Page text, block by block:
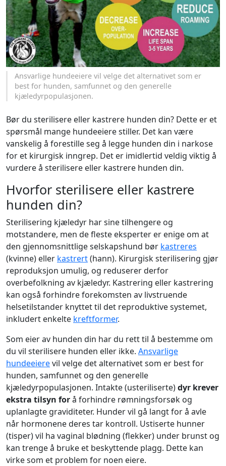
Ansvarlige hundeeiere vil velge det alternativet som er
best for hunden, samfunnet og den generelle
kjæledyrpopulasjonen.
Bør du sterilisere eller kastrere hunden din? Dette er et
spørsmål mange hundeeiere stiller. Det kan være
vanskelig å forestille seg å legge hunden din i narkose
for et kirurgisk inngrep. Det er imidlertid veldig viktig å
vurdere å sterilisere eller kastrere hunden din.
Hvorfor sterilisere eller kastrere
hunden din?
Sterilisering kjæledyr har sine tilhengere og
motstandere, men de fleste eksperter er enige om at
den gjennomsnittlige selskapshund bør kastreres
(kvinne) eller kastrert(hann). Kirurgisk sterilisering gjør
reproduksjon umulig, og reduserer derfor
overbefolkning av kjæledyr. Kastrering eller kastrering
kan også forhindre forekomsten av livstruende
helsetilstander knyttet til det reproduktive systemet,
inkludert enkelte kreftformer.
Som eier av hunden din har du rett til å bestemme om
du vil sterilisere hunden eller ikke. Ansvarlige
hundeeierevil velge det alternativet som er best for
hunden, samfunnet og den generelle
kjæledyrpopulasjonen. Intakte (usteriliserte)dyr krever
ekstra tilsyn forå forhindre rømningsforsøk og
uplanlagte graviditeter. Hunder vil gå langt for å avle
når hormonene deres tar kontroll. Ustiserte hunner
(tisper) vil ha vaginal blødning (flekker) under brunst og
kan trenge å bruke et beskyttende plagg. Dette kan
virke som et problem for noen eiere.